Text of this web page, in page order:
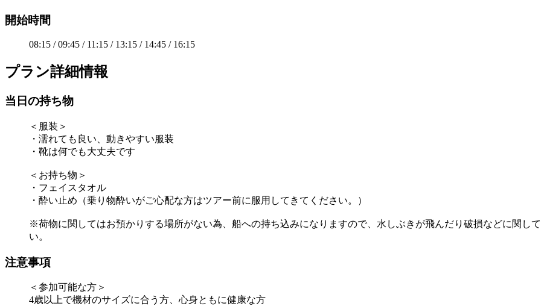
開始時間
08:15 / 09:45 / 11:15 / 13:15 / 14:45 / 16:15
プラン詳細情報
当日の持ち物
＜服装＞
・濡れても良い、動きやすい服装
・靴は何でも大丈夫です
＜お持ち物＞
・フェイスタオル
・酔い止め（乗り物酔いがご心配な方はツアー前に服用してきてください。）
※荷物に関してはお預かりする場所がない為、船への持ち込みになりますので、水しぶきが飛んだり破損などに関し
い。
注意事項
＜参加可能な方＞
4歳以上で機材のサイズに合う方、心身ともに健康な方